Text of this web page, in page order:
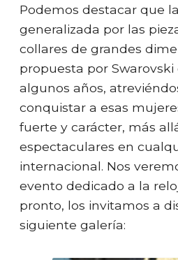
Podemos destacar que
generalizada por las
collares de grandes
propuesta por Swarovski
algunos años,
conquistar a esas
fuerte y carácter, más
espectaculares en
internacional. Nos
evento dedicado a la
pronto, los invitamos a
siguiente galería: